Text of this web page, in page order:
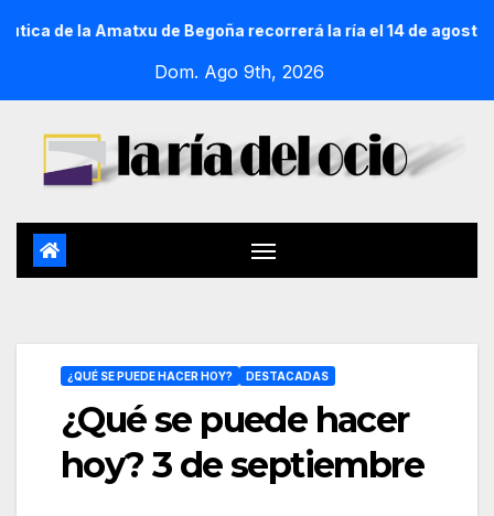
Amatxu de Begoña recorrerá la ría el 14 de agosto con
Dom. Ago 9th, 2026
¿QUÉ SE PUEDE HACER HOY? DESTACADAS
¿Qué se puede hacer
hoy? 3 de septiembre